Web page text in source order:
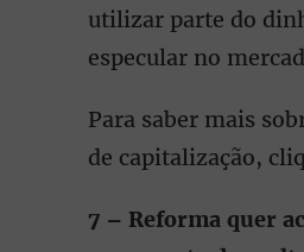
utilizar parte do
especular no
Para saber mais
de capitalização,
7 – Reforma quer